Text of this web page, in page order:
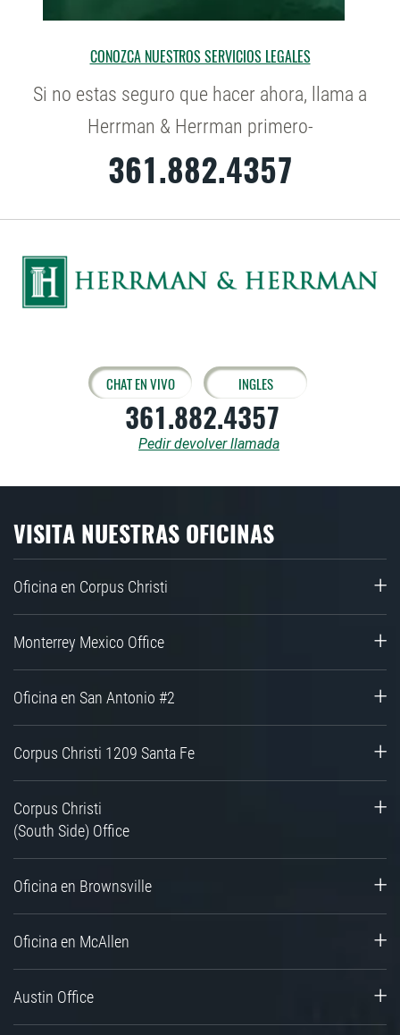
CONOZCA NUESTROS SERVICIOS LEGALES
Si no estas seguro que hacer ahora, llama a
Herrman & Herrman primero-
361.882.4357
CHAT EN VIVO INGLES
361.882.4357
Pedir devolver llamada
VISITA NUESTRAS OFICINAS
Oficina en Corpus Christi
Monterrey Mexico Office
Oficina en San Antonio #2
Corpus Christi 1209 Santa Fe
Corpus Christi
(South Side) Office
Oficina en Brownsville
Oficina en McAllen
Austin Office